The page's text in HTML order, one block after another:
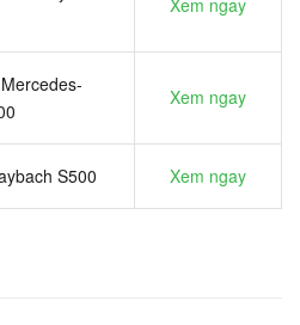
Xem ngay
S500 Xem ngay